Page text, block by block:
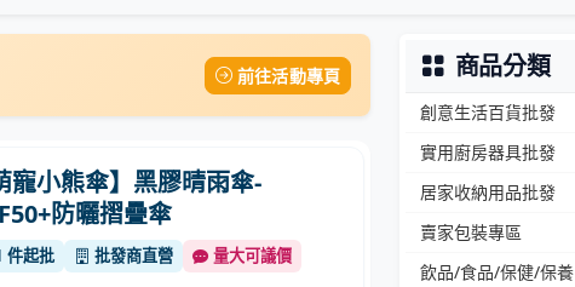
前往活動專頁
寵小熊傘】黑膠晴雨傘-
防曬摺疊傘
件起批 批發商直營 量大可議價
商品分類
創意生活百貨批發
實用廚房器具批發
居家收納用品批發
賣家包裝專區
飲品/食品/保健/保養